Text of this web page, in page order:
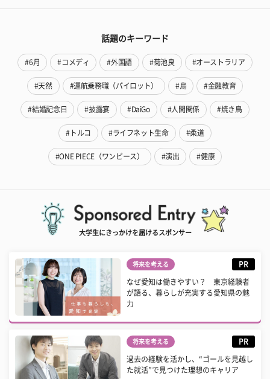
話題のキーワード
#6月 #コメディ #外国語 #菊池良 #オーストラリア
#天然 #運航乗務職（パイロット） #鳥 #金融教育
#結婚記念日 #披露宴 #DaiGo #人間関係 #焼き鳥
#トルコ #ライフネット生命 #柔道
#ONE PIECE（ワンピース） #演出 #健康
大学生にきっかけを届けるスポンサー
将来を考える PR
なぜ愛知は働きやすい？ 東京経験者
が語る、暮らしが充実する愛知県の魅
力
将来を考える PR
過去の経験を活かし、“ゴールを見越し
た就活”で見つけた理想のキャリア